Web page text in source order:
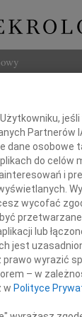
Koledze
Partnerów
dane osobowe
do celów
i
wycofać
lub
jest
wyrazić
– w
w Polityce